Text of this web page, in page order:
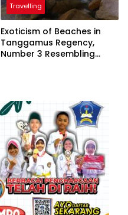
Travelling
Exoticism of Beaches in
Tanggamus Regency,
Number 3 Resembling